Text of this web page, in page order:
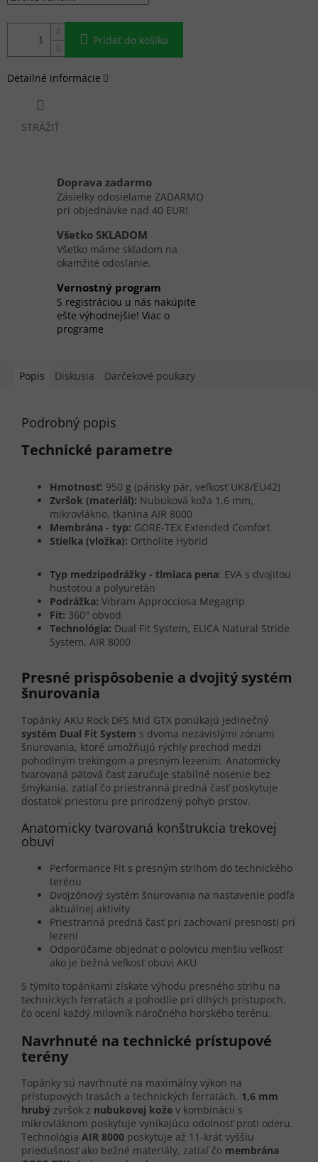
Pridať do košíka
Detailné informácie
STRÁŽIŤ
Doprava zadarmo
Zásielky odosielame ZADARMO
pri objednávke nad 40 EUR!
Všetko SKLADOM
Všetko máme skladom na
okamžité odoslanie.
Vernostný program
S registráciou u nás nakúpite
ešte výhodnejšie! Viac o
programe
Popis Diskusia Darčekové poukazy
Podrobný popis
Technické parametre
Hmotnosť: 950 g (pánsky pár, veľkosť UK8/EU42)
Zvršok (materiál): Nubuková koža 1,6 mm,
mikrovlákno, tkanina AIR 8000
Membrána - typ: GORE-TEX Extended Comfort
Stielka (vložka): Ortholite Hybrid
Typ medzipodrážky - tlmiaca pena: EVA s dvojitou
hustotou a polyuretán
Podrážka: Vibram Approcciosa Megagrip
Fit: 360° obvod
Technológia: Dual Fit System, ELICA Natural Stride
System, AIR 8000
Presné prispôsobenie a dvojitý systém
šnurovania
Topánky AKU Rock DFS Mid GTX ponúkajú jedinečný
systém Dual Fit System s dvoma nezávislými zónami
šnurovania, ktoré umožňujú rýchly prechod medzi
pohodlným trekingom a presným lezením. Anatomicky
tvarovaná pätová časť zaručuje stabilné nosenie bez
šmýkania, zatiaľ čo priestranná predná časť poskytuje
dostatok priestoru pre prirodzený pohyb prstov.
Anatomicky tvarovaná konštrukcia trekovej
obuvi
Performance Fit s presným strihom do technického
terénu
Dvojzónový systém šnurovania na nastavenie podľa
aktuálnej aktivity
Priestranná predná časť pri zachovaní presnosti pri
lezení
Odporúčame objednať o polovicu menšiu veľkosť
ako je bežná veľkosť obuvi AKU
S týmito topánkami získate výhodu presného strihu na
technických ferratách a pohodlie pri dlhých prístupoch,
čo ocení každý milovník náročného horského terénu.
Navrhnuté na technické prístupové
terény
Topánky sú navrhnuté na maximálny výkon na
prístupových trasách a technických ferratách. 1,6 mm
hrubý zvršok z nubukovej kože v kombinácii s
mikrovláknom poskytuje vynikajúcu odolnosť proti oderu.
Technológia AIR 8000 poskytuje až 11-krát vyššiu
priedušnosť ako bežné materiály, zatiaľ čo membrána